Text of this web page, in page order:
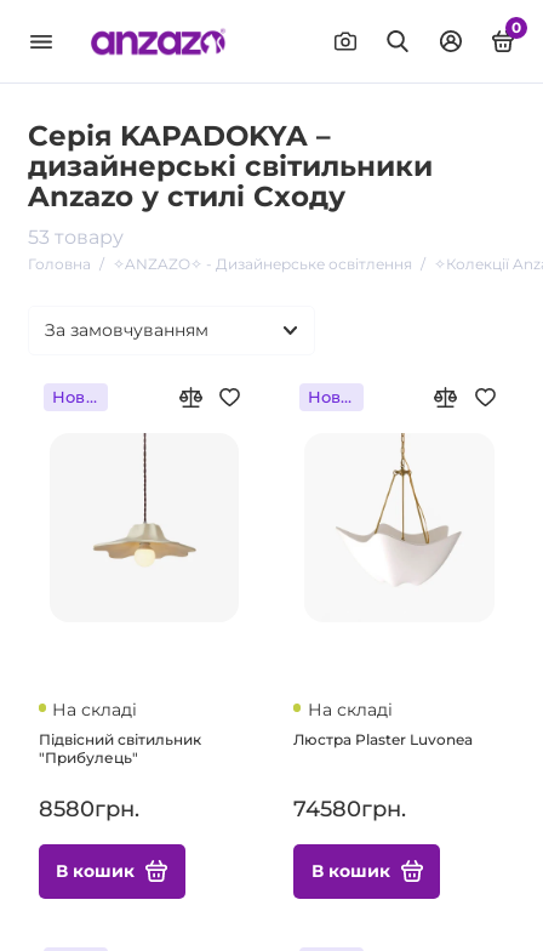
0
Серія KAPADOKYA –
дизайнерські світильники
Anzazo у стилі Сходу
53 товару
Головна ✧ANZAZO✧ - Дизайнерське освітлення ✧Колекції
Новинка
На складі
Підвісний світильник
"Прибулець"
8580грн.
В кошик
Новинка
На складі
Люстра Plaster Luvonea
74580грн.
В кошик